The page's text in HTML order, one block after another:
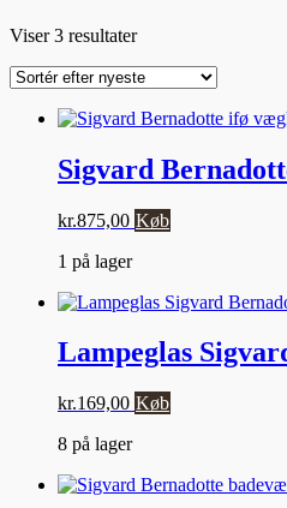
Viser 3 resultaterSorteret
seneste
Sigvard
kr.875,00 Køb
1 på lager
Lampeglas
kr.169,00 Køb
8 på lager